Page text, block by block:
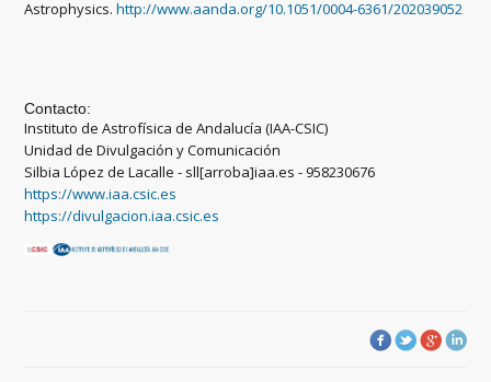
Astrophysics.http://www.aanda.org/10.1051/0004-6361/202039052
Contacto:
Instituto de Astrofísica de Andalucía (IAA-CSIC)
Unidad de Divulgación y Comunicación
Silbia López de Lacalle - sll[arroba]iaa.es - 958230676
https://www.iaa.csic.es
https://divulgacion.iaa.csic.es